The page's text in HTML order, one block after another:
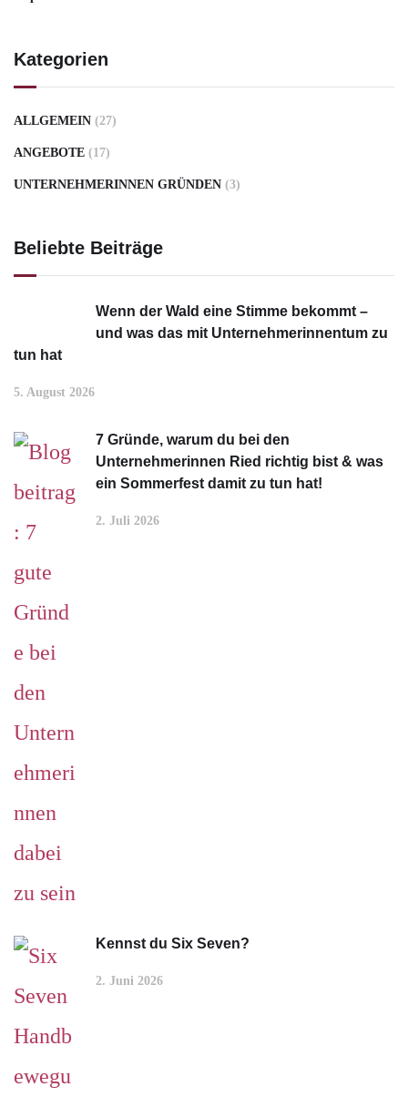
Kategorien
ALLGEMEIN (27)
ANGEBOTE (17)
UNTERNEHMERINNEN GRÜNDEN (3)
Beliebte Beiträge
Wenn der Wald eine Stimme bekommt –
und was das mit Unternehmerinnentum zu
tun hat
5. August 2026
7 Gründe, warum du bei den
Unternehmerinnen Ried richtig bist & was
ein Sommerfest damit zu tun hat!
2. Juli 2026
Kennst du Six Seven?
2. Juni 2026